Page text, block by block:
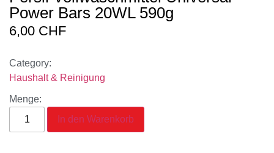
Power Bars 20WL 590g
6,00 CHF
Category:
Haushalt & Reinigung
Menge:
In den Warenkorb